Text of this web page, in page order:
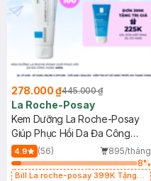
278.000 ₫445.000 ₫
La Roche-Posay
Kem Dưỡng La Roche-Posay
Giúp Phục Hồi Da Đa Công
Dụng 40ml
4.9 (56)
895/tháng
8%
Bill La roche-posay 399K Tặng